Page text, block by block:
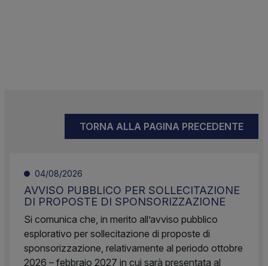
TORNA ALLA PAGINA PRECEDENTE
04/08/2026
AVVISO PUBBLICO PER SOLLECITAZIONE
DI PROPOSTE DI SPONSORIZZAZIONE
Si comunica che, in merito all’avviso pubblico
esplorativo per sollecitazione di proposte di
sponsorizzazione, relativamente al periodo ottobre
2026 – febbraio 2027 in cui sarà presentata al